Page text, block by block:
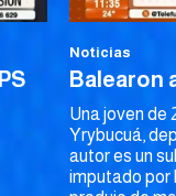
Noticias
Balearon
Una joven de
Yrybucuá,
autor es un
imputado por